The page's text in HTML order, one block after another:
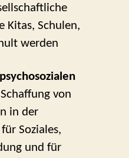
Kitas, Schulen,
werden
von
in der
Soziales,
und für